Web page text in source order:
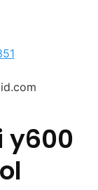
y600